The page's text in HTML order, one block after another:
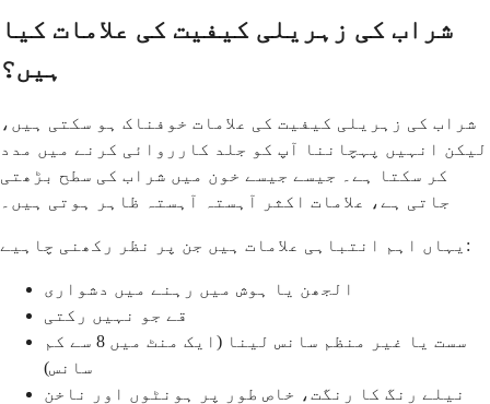
شراب کی زہریلی کیفیت کی علامات کیا
ہیں؟
شراب کی زہریلی کیفیت کی علامات خوفناک ہو سکتی ہیں،
لیکن انہیں پہچاننا آپ کو جلد کارروائی کرنے میں مدد
کر سکتا ہے۔ جیسے جیسے خون میں شراب کی سطح بڑھتی
جاتی ہے، علامات اکثر آہستہ آہستہ ظاہر ہوتی ہیں۔
یہاں اہم انتباہی علامات ہیں جن پر نظر رکھنی چاہیے:
الجھن یا ہوش میں رہنے میں دشواری
قے جو نہیں رکتی
سست یا غیر منظم سانس لینا (ایک منٹ میں 8 سے کم
سانس)
نیلے رنگ کا رنگت، خاص طور پر ہونٹوں اور ناخن